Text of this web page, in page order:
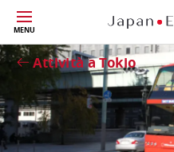
Skip
to
main
content
MENU
Attività a Tokio
Close